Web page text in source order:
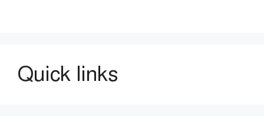
Quick links